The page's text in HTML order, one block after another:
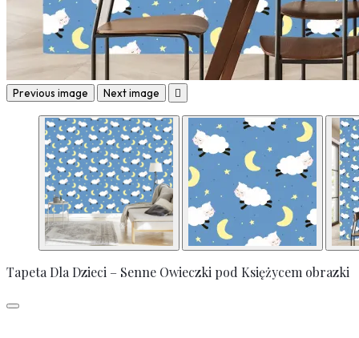
Previous image Next image 
Tapeta Dla Dzieci – Senne Owieczki pod Księżycem obrazki